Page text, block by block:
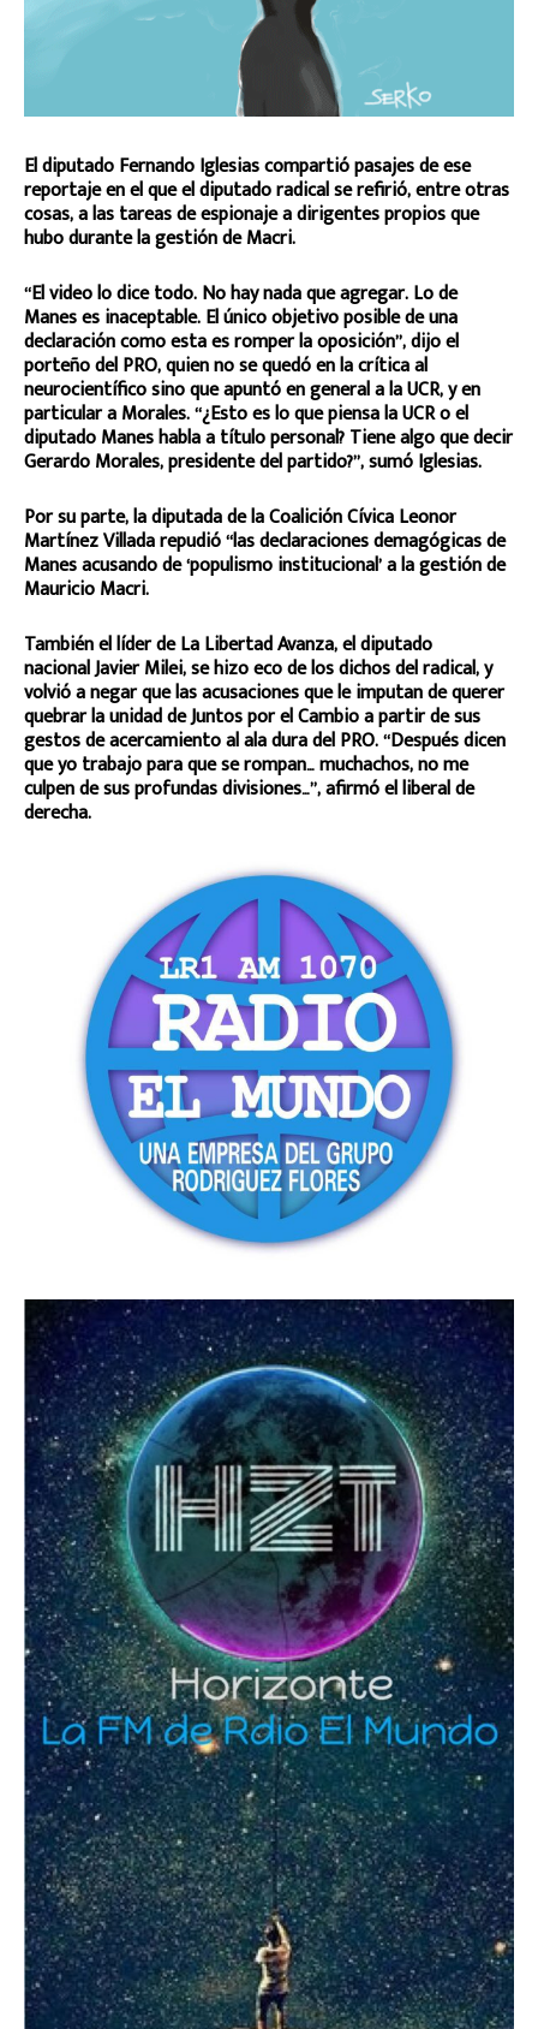
El diputado Fernando Iglesias compartió pasajes de ese
reportaje en el que el diputado radical se refirió, entre otras
cosas, a las tareas de espionaje a dirigentes propios que
hubo durante la gestión de Macri.
“El video lo dice todo. No hay nada que agregar. Lo de
Manes es inaceptable. El único objetivo posible de una
declaración como esta es romper la oposición”, dijo el
porteño del PRO, quien no se quedó en la crítica al
neurocientífico sino que apuntó en general a la UCR, y en
particular a Morales. “¿Esto es lo que piensa la UCR o el
diputado Manes habla a título personal? Tiene algo que decir
Gerardo Morales, presidente del partido?”, sumó Iglesias.
Por su parte, la diputada de la Coalición Cívica Leonor
Martínez Villada repudió “las declaraciones demagógicas de
Manes acusando de ‘populismo institucional’ a la gestión de
Mauricio Macri.
También el líder de La Libertad Avanza, el diputado
nacional Javier Milei, se hizo eco de los dichos del radical, y
volvió a negar que las acusaciones que le imputan de querer
quebrar la unidad de Juntos por el Cambio a partir de sus
gestos de acercamiento al ala dura del PRO. “Después dicen
que yo trabajo para que se rompan… muchachos, no me
culpen de sus profundas divisiones…”, afirmó el liberal de
derecha.